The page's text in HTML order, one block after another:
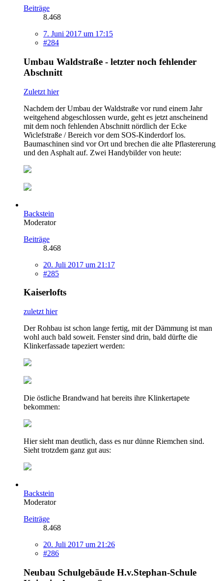
Beiträge
8.468
7. Juni 2017 um 17:15
#284
Umbau Waldstraße - letzter noch fehlender
Abschnitt
Zuletzt hier
Nachdem der Umbau der Waldstraße vor rund einem Jahr
weitgehend abgeschlossen wurde, geht es jetzt anscheinend
mit dem noch fehlenden Abschnitt nördlich der Ecke
Wiclefstraße / Bereich vor dem SOS-Kinderdorf los.
Baumaschinen sind vor Ort und brechen die alte Pflastererung
und den Asphalt auf. Zwei Handybilder von heute:
Backstein
Moderator
Beiträge
8.468
20. Juli 2017 um 21:17
#285
Kaiserlofts
zuletzt hier
Der Rohbau ist schon lange fertig, mit der Dämmung ist man
wohl auch bald soweit. Fenster sind drin, bald dürfte die
Klinkerfassade tapeziert werden:
Die östliche Brandwand hat bereits ihre Klinkertapete
bekommen:
Hier sieht man deutlich, dass es nur dünne Riemchen sind.
Sieht trotzdem ganz gut aus:
Backstein
Moderator
Beiträge
8.468
20. Juli 2017 um 21:26
#286
Neubau Schulgebäude H.v.Stephan-Schule